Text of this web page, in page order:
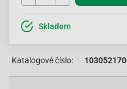
Skladem
Katalogové číslo: 103052170